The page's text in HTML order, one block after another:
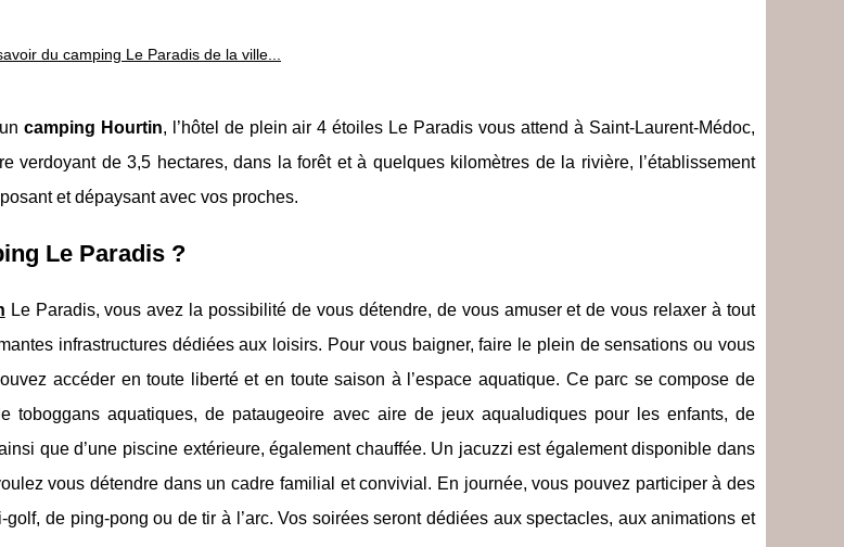
du camping Le Paradis de la ville...
camping Hourtin, l’hôtel de plein air 4 étoiles Le Paradis vous attend à Saint-Laurent-Médoc,
verdoyant de 3,5 hectares, dans la forêt et à quelques kilomètres de la rivière, l’établissement
et dépaysant avec vos proches.
Le Paradis ?
Le Paradis, vous avez la possibilité de vous détendre, de vous amuser et de vous relaxer à tout
infrastructures dédiées aux loisirs. Pour vous baigner, faire le plein de sensations ou vous
accéder en toute liberté et en toute saison à l’espace aquatique. Ce parc se compose de
toboggans aquatiques, de pataugeoire avec aire de jeux aqualudiques pour les enfants, de
que d’une piscine extérieure, également chauffée. Un jacuzzi est également disponible dans
vous détendre dans un cadre familial et convivial. En journée, vous pouvez participer à des
de ping-pong ou de tir à l’arc. Vos soirées seront dédiées aux spectacles, aux animations et